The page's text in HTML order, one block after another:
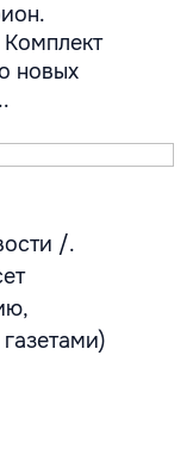
новых
/.